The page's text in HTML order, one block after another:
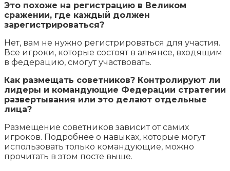
Это похоже на регистрацию в Великом
сражении, где каждый должен
зарегистрироваться?
Нет, вам не нужно регистрироваться для участия.
Все игроки, которые состоят в альянсе, входящим
в федерацию, смогут участвовать.
Как размещать советников? Контролируют ли
лидеры и командующие Федерации стратегии
развертывания или это делают отдельные
лица?
Размещение советников зависит от самих
игроков. Подробнее о навыках, которые могут
использовать только командующие, можно
прочитать в этом посте выше.